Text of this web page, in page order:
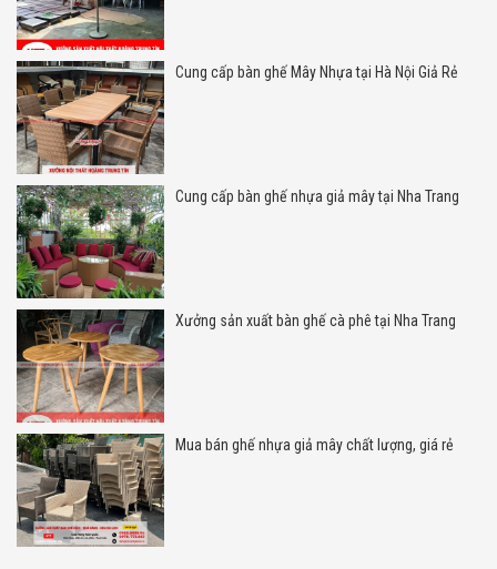
Cung cấp bàn ghế Mây Nhựa tại Hà Nội Giả Rẻ
Cung cấp bàn ghế nhựa giả mây tại Nha Trang
Xưởng sản xuất bàn ghế cà phê tại Nha Trang
Mua bán ghế nhựa giả mây chất lượng, giá rẻ